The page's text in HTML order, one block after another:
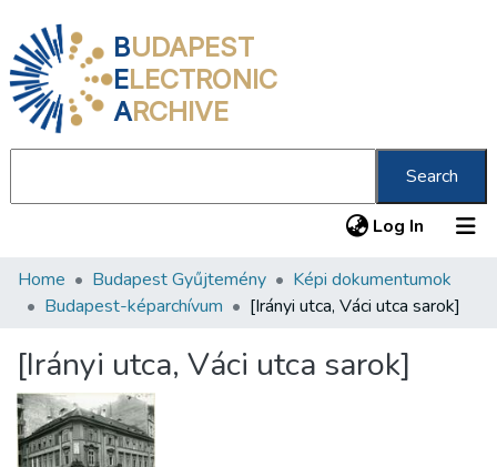
BUDAPEST
ELECTRONIC
ARCHIVE
Search
Log In (current)
Communities & Collections
Statistics
About us
Home Budapest Gyűjtemény
Képi dokumentumok
Budapest-képarchívum
[Irányi utca, Váci utca sarok]
[Irányi utca, Váci utca sarok]